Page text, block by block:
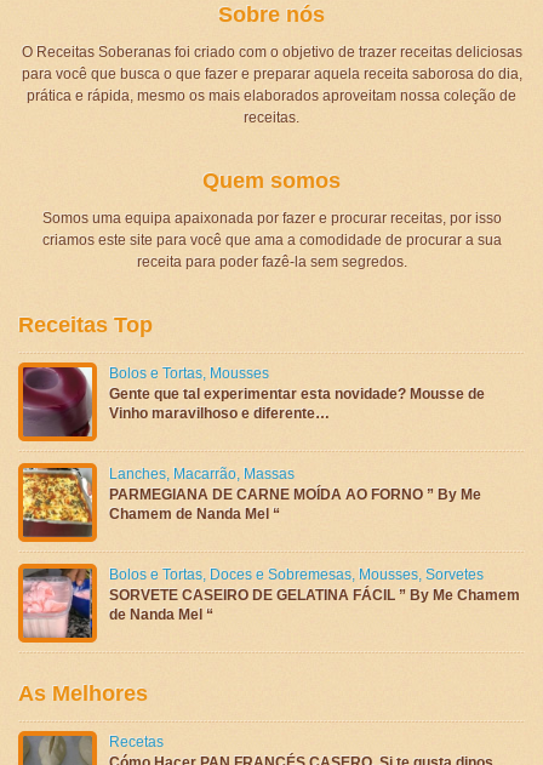
Sobre nós
O Receitas Soberanas foi criado com o objetivo de trazer receitas deliciosas
para você que busca o que fazer e preparar aquela receita saborosa do dia,
prática e rápida, mesmo os mais elaborados aproveitam nossa coleção de
receitas.
Quem somos
Somos uma equipa apaixonada por fazer e procurar receitas, por isso
criamos este site para você que ama a comodidade de procurar a sua
receita para poder fazê-la sem segredos.
Receitas Top
Bolos e Tortas, Mousses
Gente que tal experimentar esta novidade? Mousse de
Vinho maravilhoso e diferente…
Lanches, Macarrão, Massas
PARMEGIANA DE CARNE MOÍDA AO FORNO ” By Me
Chamem de Nanda Mel “
Bolos e Tortas, Doces e Sobremesas, Mousses, Sorvetes
SORVETE CASEIRO DE GELATINA FÁCIL ” By Me Chamem
de Nanda Mel “
As Melhores
Recetas